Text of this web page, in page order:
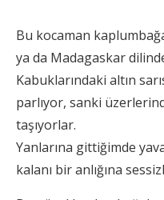
Bu kocaman
ya da Madagaskar
Kabuklarındaki altın
parlıyor, sanki
taşıyorlar.
Yanlarına gittiğimde
kalanı bir anlığına